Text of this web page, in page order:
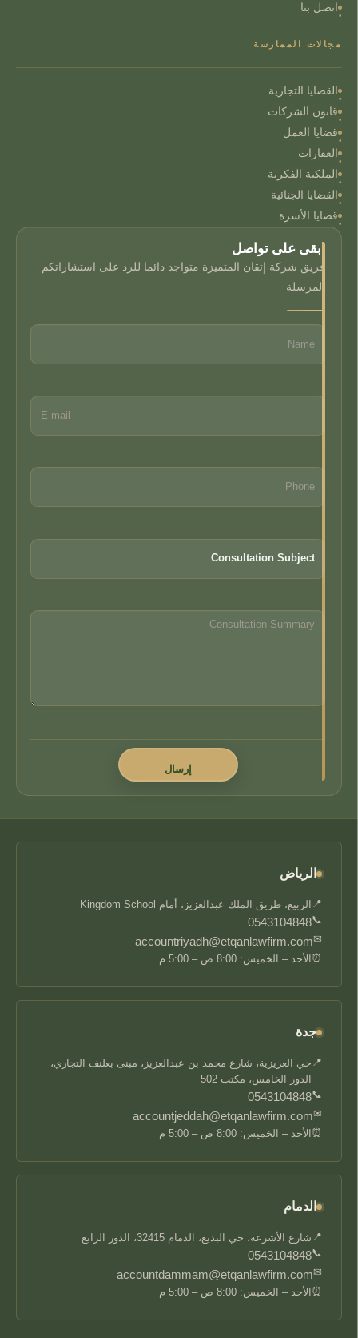
اتصل بنا
مجالات الممارسة
القضايا التجارية
قانون الشركات
قضايا العمل
العقارات
الملكية الفكرية
القضايا الجنائية
قضايا الأسرة
ابقى على تواصل
فريق شركة إتقان المتميزة متواجد دائما للرد على استشاراتكم
المرسلة
الرياض
📍 الربيع، طريق الملك عبدالعزيز، أمام Kingdom School
📞
0543104848
✉
accountriyadh@etqanlawfirm.com
⏰ الأحد – الخميس: 8:00 ص – 5:00 م
جدة
📍 حي العزيزية، شارع محمد بن عبدالعزيز، مبنى بعلنف التجاري،
الدور الخامس، مكتب 502
📞
0543104848
✉
accountjeddah@etqanlawfirm.com
⏰ الأحد – الخميس: 8:00 ص – 5:00 م
الدمام
📍 شارع الأشرعة، حي البديع، الدمام 32415، الدور الرابع
📞
0543104848
✉
accountdammam@etqanlawfirm.com
⏰ الأحد – الخميس: 8:00 ص – 5:00 م